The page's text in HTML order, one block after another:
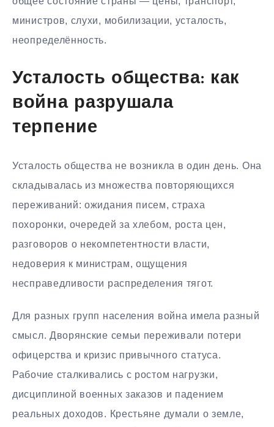
министров, слухи, мобилизации, усталость,
неопределённость.
Усталость общества: как
война разрушала
терпение
Усталость общества не возникла в один день. Она
складывалась из множества повторяющихся
переживаний: ожидания писем, страха
похоронки, очередей за хлебом, роста цен,
разговоров о некомпетентности власти,
недоверия к министрам, ощущения
несправедливости распределения тягот.
Для разных групп населения война имела разный
смысл. Дворянские семьи переживали потери
офицерства и кризис привычного статуса.
Рабочие сталкивались с ростом нагрузки,
дисциплиной военных заказов и падением
реальных доходов. Крестьяне думали о земле,